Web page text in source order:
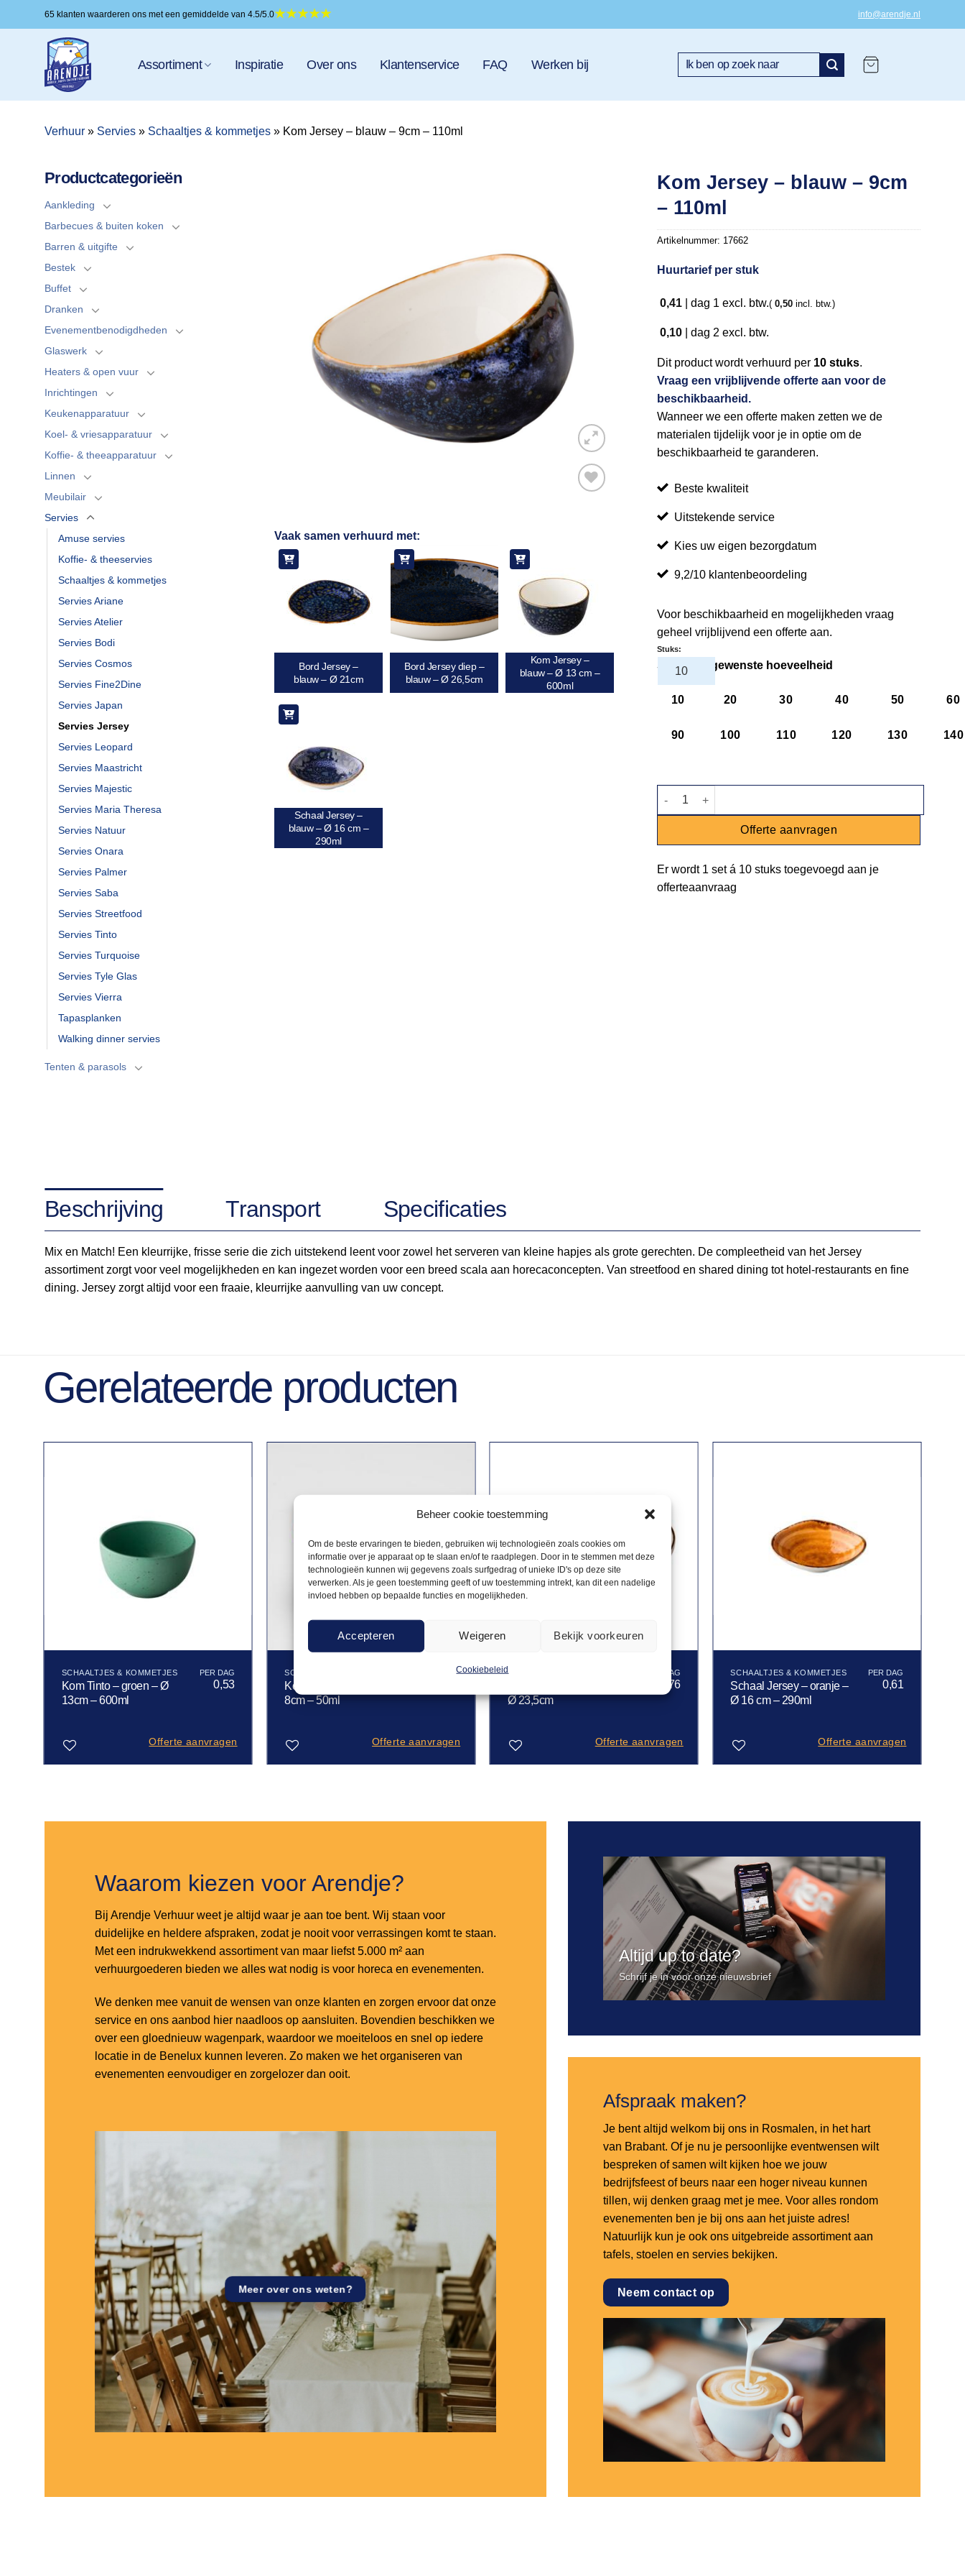
Beheer cookie toestemming
Om de beste ervaringen te bieden, gebruiken wij technologieën zoals cookies om
informatie over je apparaat op te slaan en/of te raadplegen. Door in te stemmen met deze
technologieën kunnen wij gegevens zoals surfgedrag of unieke ID's op deze site
verwerken. Als je geen toestemming geeft of uw toestemming intrekt, kan dit een nadelige
invloed hebben op bepaalde functies en mogelijkheden.
Accepteren Weigeren Bekijk voorkeuren
Cookiebeleid
naar
65 klanten waarderen ons met een gemiddelde van 4.5/5.0 info@arendje.nl
Assortiment Inspiratie Over ons Klantenservice FAQ Werken bij
Zoeken
Verhuur » Servies » Schaaltjes & kommetjes » Kom Jersey – blauw – 9cm – 110ml
Productcategorieën
Aankleding
Barbecues & buiten koken
Barren & uitgifte
Bestek
Buffet
Dranken
Evenementbenodigdheden
Glaswerk
Heaters & open vuur
Inrichtingen
Keukenapparatuur
Koel- & vriesapparatuur
Koffie- & theeapparatuur
Linnen
Meubilair
Servies
Amuse servies
Koffie- & theeservies
Schaaltjes & kommetjes
Servies Ariane
Servies Atelier
Servies Bodi
Servies Cosmos
Servies Fine2Dine
Servies Japan
Servies Jersey
Servies Leopard
Servies Maastricht
Servies Majestic
Servies Maria Theresa
Servies Natuur
Servies Onara
Servies Palmer
Servies Saba
Servies Streetfood
Servies Tinto
Servies Turquoise
Servies Tyle Glas
Servies Vierra
Tapasplanken
Walking dinner servies
Tenten & parasols
Vaak samen verhuurd met:
Bord Jersey –
blauw – Ø 21cm
Bord Jersey diep –
blauw – Ø 26,5cm
Kom Jersey –
blauw – Ø 13 cm –
600ml
Schaal Jersey –
blauw – Ø 16 cm –
290ml
Kom Jersey – blauw – 9cm
– 110ml
Artikelnummer: 17662
Huurtarief per stuk
0,41 |dag 1 excl. btw.( 0,50 incl. btw.)
0,10 |dag 2 excl. btw.
Dit product wordt verhuurd per 10 stuks.
Vraag een vrijblijvende offerte aan voor de
beschikbaarheid.
Wanneer we een offerte maken zetten we de
materialen tijdelijk voor je in optie om de
beschikbaarheid te garanderen.
Beste kwaliteit
Uitstekende service
Kies uw eigen bezorgdatum
9,2/10 klantenbeoordeling
Voor beschikbaarheid en mogelijkheden vraag
geheel vrijblijvend een offerte aan.
Selecteer gewenste hoeveelheid
10 20 30 40 50 60
90 100 110 120 130 140
Stuks:
Kom Jersey - blauw - 9cm - 110ml aantal
Offerte aanvragen
Er wordt 1 setá 10 stuks toegevoegd aan je
offerteaanvraag
Beschrijving Transport Specificaties
Mix en Match! Een kleurrijke, frisse serie die zich uitstekend leent voor zowel het serveren van kleine hapjes als grote gerechten. De compleetheid van het Jersey
assortiment zorgt voor veel mogelijkheden en kan ingezet worden voor een breed scala aan horecaconcepten. Van streetfood en shared dining tot hotel-restaurants en fine
dining. Jersey zorgt altijd voor een fraaie, kleurrijke aanvulling van uw concept.
Gerelateerde producten
SCHAALTJES & KOMMETJES
Kom Tinto – groen – Ø
13cm – 600ml
0,53
Offerte aanvragen
SCHAALTJES & KOMMETJES
Kom / Dipper Saba – Ø
8cm – 50ml
Offerte aanvragen
SERVIES JERSEY
Ø 23,5cm
0,76
Offerte aanvragen
SCHAALTJES & KOMMETJES
Schaal Jersey – oranje –
Ø 16 cm – 290ml
0,61
Offerte aanvragen
Waarom kiezen voor Arendje?
Bij Arendje Verhuur weet je altijd waar je aan toe bent. Wij staan voor
duidelijke en heldere afspraken, zodat je nooit voor verrassingen komt te staan.
Met een indrukwekkend assortiment van maar liefst 5.000 m² aan
verhuurgoederen bieden we alles wat nodig is voor horeca en evenementen.
We denken mee vanuit de wensen van onze klanten en zorgen ervoor dat onze
service en ons aanbod hier naadloos op aansluiten. Bovendien beschikken we
over een gloednieuw wagenpark, waardoor we moeiteloos en snel op iedere
locatie in de Benelux kunnen leveren. Zo maken we het organiseren van
evenementen eenvoudiger en zorgelozer dan ooit.
Meer over ons weten?
Altijd up to date?
Schrijf je in voor onze nieuwsbrief
Afspraak maken?
Je bent altijd welkom bij ons in Rosmalen, in het hart
van Brabant. Of je nu je persoonlijke eventwensen wilt
bespreken of samen wilt kijken hoe we jouw
bedrijfsfeest of beurs naar een hoger niveau kunnen
tillen, wij denken graag met je mee. Voor alles rondom
evenementen ben je bij ons aan het juiste adres!
Natuurlijk kun je ook ons uitgebreide assortiment aan
tafels, stoelen en servies bekijken.
Neem contact op